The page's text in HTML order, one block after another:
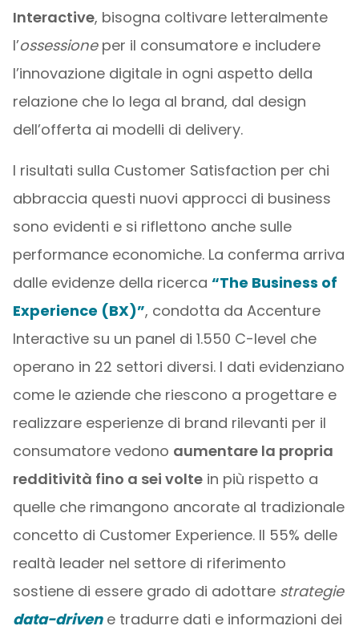
Interactive, bisogna coltivare letteralmente
l’ossessioneper il consumatore e includere
l’innovazione digitale in ogni aspetto della
relazione che lo lega al brand, dal design
dell’offerta ai modelli di delivery.
I risultati sulla Customer Satisfaction per chi
abbraccia questi nuovi approcci di business
sono evidenti e si riflettono anche sulle
performance economiche. La conferma arriva
dalle evidenze della ricerca “The Business of
Experience (BX)”, condotta da Accenture
Interactive su un panel di 1.550 C-level che
operano in 22 settori diversi. I dati evidenziano
come le aziende che riescono a progettare e
realizzare esperienze di brand rilevanti per il
consumatore vedono aumentare la propria
redditività fino a sei voltein più rispetto a
quelle che rimangono ancorate al tradizionale
concetto di Customer Experience. Il 55% delle
realtà leader nel settore di riferimento
sostiene di essere grado di adottare strategie
data-drivene tradurre dati e informazioni dei